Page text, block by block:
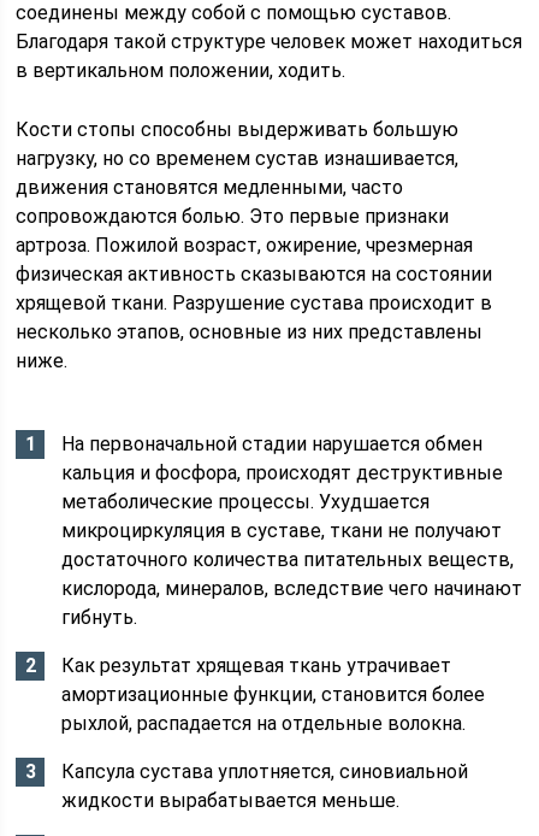
соединены между собой с помощью суставов.
Благодаря такой структуре человек может находиться
в вертикальном положении, ходить.
Кости стопы способны выдерживать большую
нагрузку, но со временем сустав изнашивается,
движения становятся медленными, часто
сопровождаются болью. Это первые признаки
артроза. Пожилой возраст, ожирение, чрезмерная
физическая активность сказываются на состоянии
хрящевой ткани. Разрушение сустава происходит в
несколько этапов, основные из них представлены
ниже.
На первоначальной стадии нарушается обмен
кальция и фосфора, происходят деструктивные
метаболические процессы. Ухудшается
микроциркуляция в суставе, ткани не получают
достаточного количества питательных веществ,
кислорода, минералов, вследствие чего начинают
гибнуть.
Как результат хрящевая ткань утрачивает
амортизационные функции, становится более
рыхлой, распадается на отдельные волокна.
Капсула сустава уплотняется, синовиальной
жидкости вырабатывается меньше.